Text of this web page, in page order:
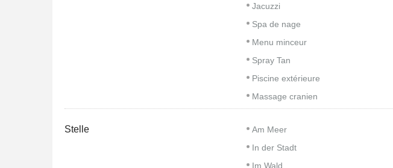
Jacuzzi
Spa de nage
Menu minceur
Spray Tan
Piscine extérieure
Massage cranien
Stelle Am Meer
In der Stadt
Im Wald